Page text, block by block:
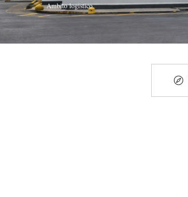
Ambito logistico